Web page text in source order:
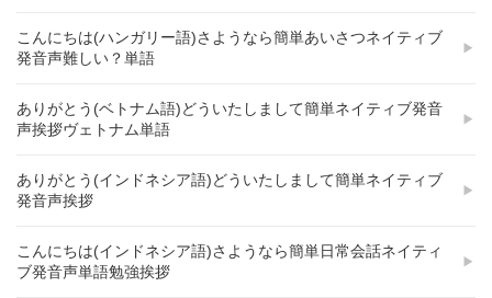
こんにちは(ハンガリー語)さようなら簡単あいさつネイティブ
発音声難しい？単語
ありがとう(ベトナム語)どういたしまして簡単ネイティブ発音
声挨拶ヴェトナム単語
ありがとう(インドネシア語)どういたしまして簡単ネイティブ
発音声挨拶
こんにちは(インドネシア語)さようなら簡単日常会話ネイティ
ブ発音声単語勉強挨拶